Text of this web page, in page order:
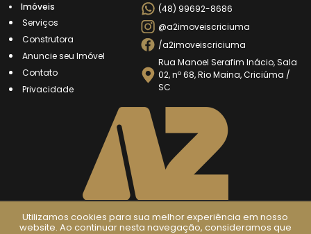
Utilizamos cookies para sua melhor experiência em nosso
website. Ao continuar nesta navegação, consideramos que
Imóveis
Serviços
Construtora
Anuncie seu Imóvel
Contato
Privacidade
(48) 99692-8686
@a2imoveiscriciuma
/a2imoveiscriciuma
Rua Manoel Serafim Inácio, Sala
02, nº 68, Rio Maina, Criciúma /
SC